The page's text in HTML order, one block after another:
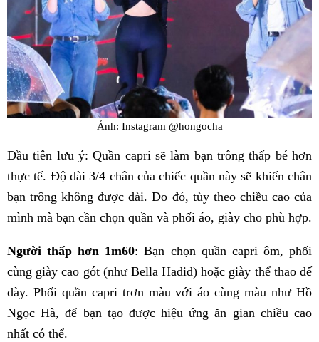
Ảnh: Instagram @hongocha
Đầu tiên lưu ý: Quần capri sẽ làm bạn trông thấp bé hơn
thực tế. Độ dài 3/4 chân của chiếc quần này sẽ khiến chân
bạn trông không được dài. Do đó, tùy theo chiều cao của
mình mà bạn cần chọn quần và phối áo, giày cho phù hợp.
Người thấp hơn 1m60: Bạn chọn quần capri ôm, phối
cùng giày cao gót (như Bella Hadid) hoặc giày thể thao đế
dày. Phối quần capri trơn màu với áo cùng màu như Hồ
Ngọc Hà, để bạn tạo được hiệu ứng ăn gian chiều cao
nhất có thể.